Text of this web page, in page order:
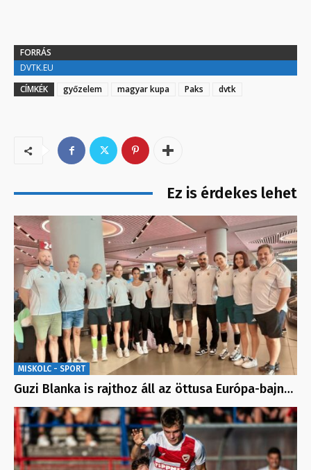
FORRÁS
DVTK.EU
CÍMKÉK
győzelem magyar kupa Paks dvtk
Ez is érdekes lehet
MISKOLC - SPORT
Guzi Blanka is rajthoz áll az öttusa Európa-bajn…